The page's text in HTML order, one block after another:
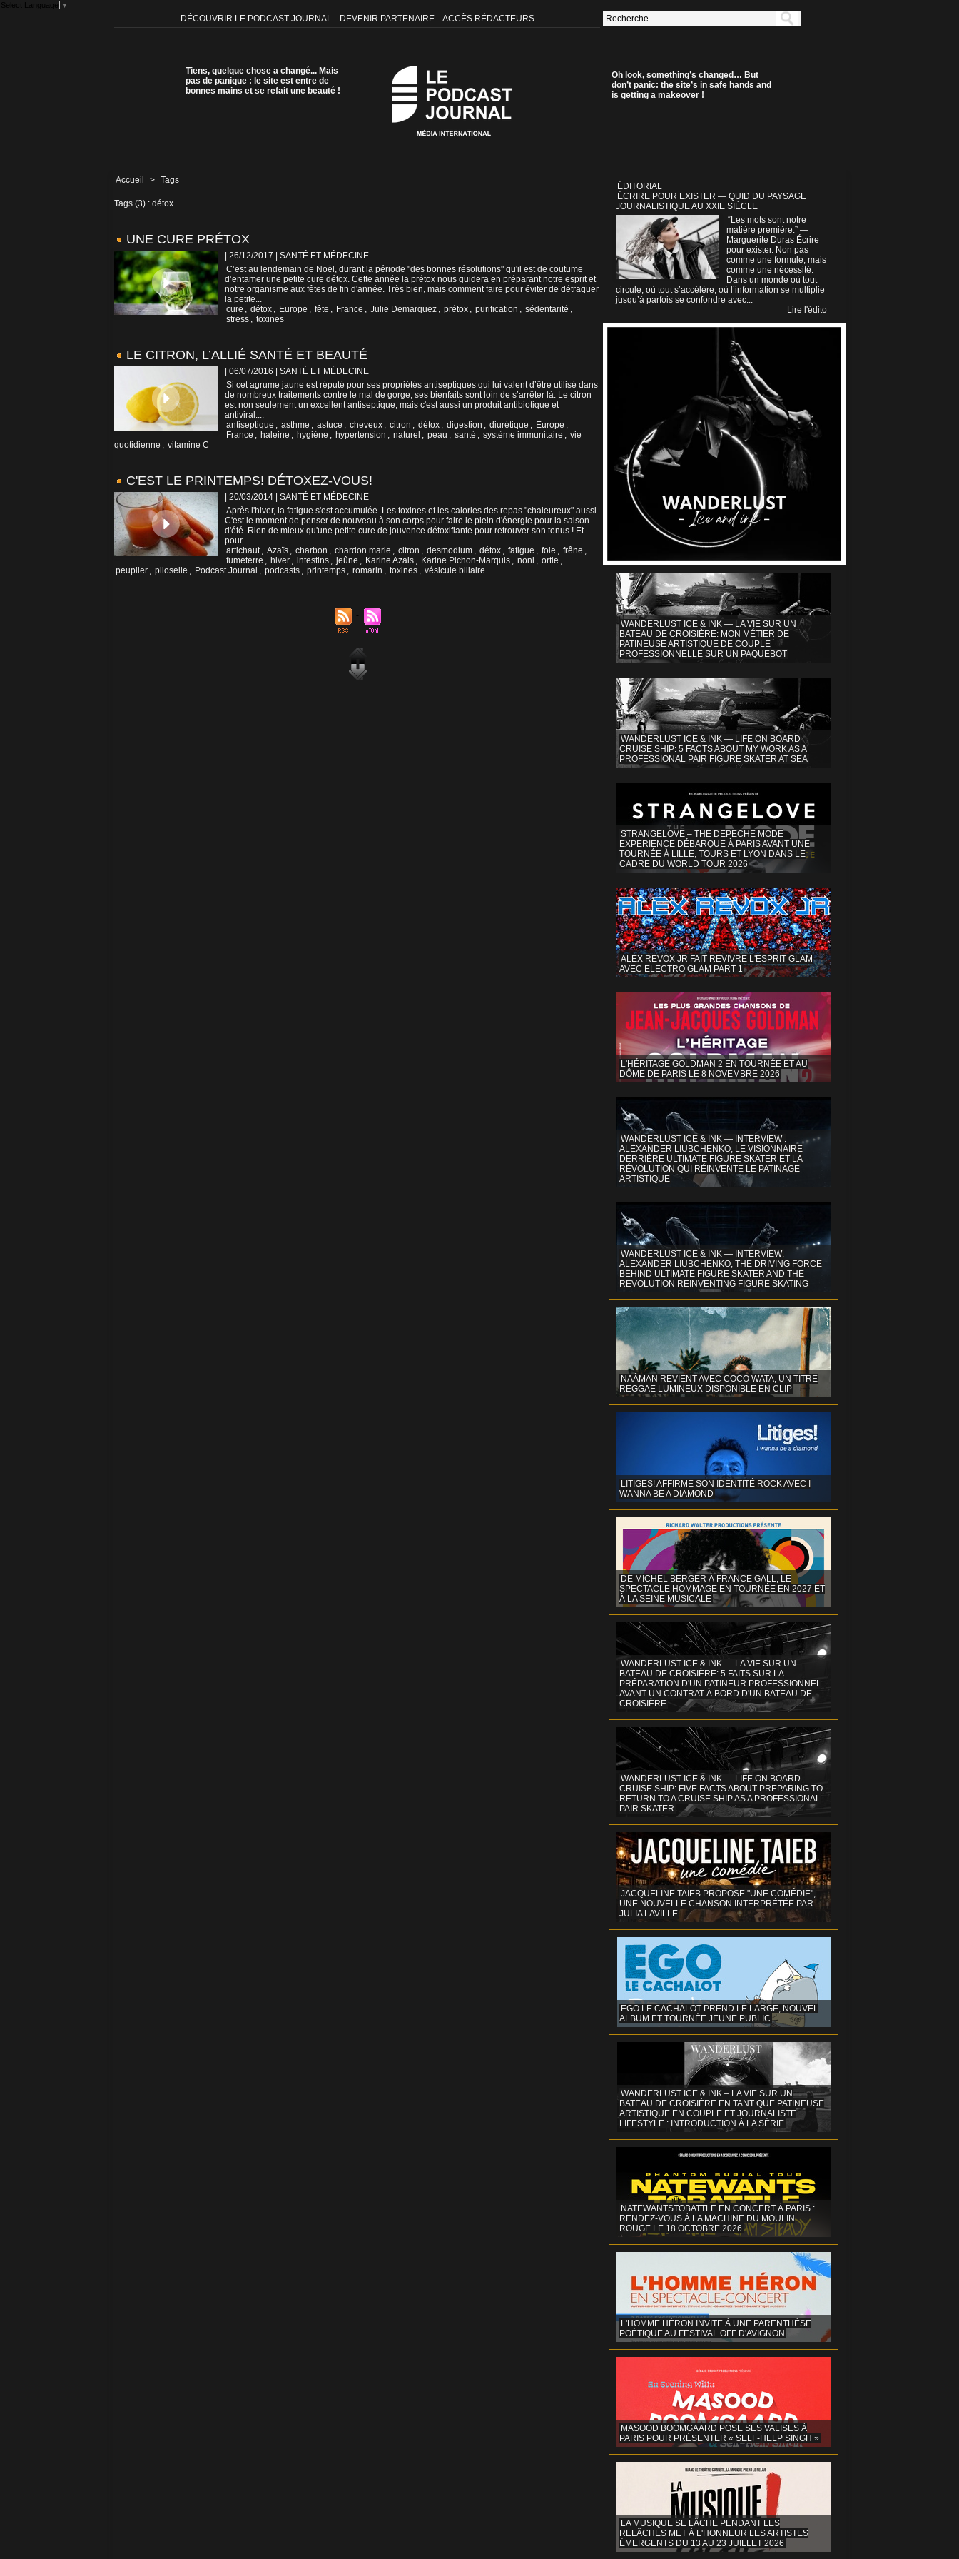
Select Language ▼
DÉCOUVRIR LE PODCAST JOURNAL DEVENIR PARTENAIRE ACCÈS RÉDACTEURS
Tiens, quelque chose a changé... Mais
pas de panique : le site est entre de
bonnes mains et se refait une beauté !
Oh look, something’s changed… But
don’t panic: the site’s in safe hands and
is getting a makeover !
Accueil > Tags
Tags (3) : détox
UNE CURE PRÉTOX
| 26/12/2017
SANTÉ ET MÉDECINE
C’est au lendemain de Noël, durant la période "des bonnes résolutions" qu'il est de coutume
d’entamer une petite cure détox. Cette année la prétox nous guidera en préparant notre esprit et
notre organisme aux fêtes de fin d'année. Très bien, mais comment faire pour éviter de détraquer
la petite...
cure , détox , Europe , fête , France , Julie Demarquez , prétox , purification , sédentarité ,
stress , toxines
LE CITRON, L’ALLIÉ SANTÉ ET BEAUTÉ
| 06/07/2016
SANTÉ ET MÉDECINE
Si cet agrume jaune est réputé pour ses propriétés antiseptiques qui lui valent d’être utilisé dans
de nombreux traitements contre le mal de gorge, ses bienfaits sont loin de s’arrêter là. Le citron
est non seulement un excellent antiseptique, mais c'est aussi un produit antibiotique et
antiviral....
antiseptique , asthme , astuce , cheveux , citron , détox , digestion , diurétique , Europe ,
France , haleine , hygiène , hypertension , naturel , peau , santé , système immunitaire , vie
quotidienne , vitamine C
C'EST LE PRINTEMPS! DÉTOXEZ-VOUS!
| 20/03/2014
SANTÉ ET MÉDECINE
Après l'hiver, la fatigue s'est accumulée. Les toxines et les calories des repas "chaleureux" aussi.
C'est le moment de penser de nouveau à son corps pour faire le plein d'énergie pour la saison
d'été. Rien de mieux qu'une petite cure de jouvence détoxifiante pour retrouver son tonus ! Et
pour...
artichaut , Azaïs , charbon , chardon marie , citron , desmodium , détox , fatigue , foie , frêne ,
fumeterre , hiver , intestins , jeûne , Karine Azais , Karine Pichon-Marquis , noni , ortie ,
peuplier , piloselle , Podcast Journal , podcasts , printemps , romarin , toxines , vésicule biliaire
ÉDITORIAL
ÉCRIRE POUR EXISTER — QUID DU PAYSAGE
JOURNALISTIQUE AU XXIE SIÈCLE
“Les mots sont notre
matière première.” —
Marguerite Duras Écrire
pour exister. Non pas
comme une formule, mais
comme une nécessité.
Dans un monde où tout
circule, où tout s’accélère, où l’information se multiplie
jusqu’à parfois se confondre avec...
Lire l'édito
WANDERLUST ICE & INK — LA VIE SUR UN
BATEAU DE CROISIÈRE: MON MÉTIER DE
PATINEUSE ARTISTIQUE DE COUPLE
PROFESSIONNELLE SUR UN PAQUEBOT
WANDERLUST ICE & INK — LIFE ON BOARD
CRUISE SHIP: 5 FACTS ABOUT MY WORK AS A
PROFESSIONAL PAIR FIGURE SKATER AT SEA
STRANGELOVE – THE DEPECHE MODE
EXPERIENCE DÉBARQUE À PARIS AVANT UNE
TOURNÉE À LILLE, TOURS ET LYON DANS LE
CADRE DU WORLD TOUR 2026
ALEX REVOX JR FAIT REVIVRE L'ESPRIT GLAM
AVEC ELECTRO GLAM PART 1
L'HÉRITAGE GOLDMAN 2 EN TOURNÉE ET AU
DÔME DE PARIS LE 8 NOVEMBRE 2026
WANDERLUST ICE & INK — INTERVIEW :
ALEXANDER LIUBCHENKO, LE VISIONNAIRE
DERRIÈRE ULTIMATE FIGURE SKATER ET LA
RÉVOLUTION QUI RÉINVENTE LE PATINAGE
ARTISTIQUE
WANDERLUST ICE & INK — INTERVIEW:
ALEXANDER LIUBCHENKO, THE DRIVING FORCE
BEHIND ULTIMATE FIGURE SKATER AND THE
REVOLUTION REINVENTING FIGURE SKATING
NAÂMAN REVIENT AVEC COCO WATA, UN TITRE
REGGAE LUMINEUX DISPONIBLE EN CLIP
LITIGES! AFFIRME SON IDENTITÉ ROCK AVEC I
WANNA BE A DIAMOND
DE MICHEL BERGER À FRANCE GALL, LE
SPECTACLE HOMMAGE EN TOURNÉE EN 2027 ET
À LA SEINE MUSICALE
WANDERLUST ICE & INK — LA VIE SUR UN
BATEAU DE CROISIÈRE: 5 FAITS SUR LA
PRÉPARATION D'UN PATINEUR PROFESSIONNEL
AVANT UN CONTRAT À BORD D'UN BATEAU DE
CROISIÈRE
WANDERLUST ICE & INK — LIFE ON BOARD
CRUISE SHIP: FIVE FACTS ABOUT PREPARING TO
RETURN TO A CRUISE SHIP AS A PROFESSIONAL
PAIR SKATER
JACQUELINE TAIEB PROPOSE "UNE COMÉDIE",
UNE NOUVELLE CHANSON INTERPRÉTÉE PAR
JULIA LAVILLE
EGO LE CACHALOT PREND LE LARGE, NOUVEL
ALBUM ET TOURNÉE JEUNE PUBLIC
WANDERLUST ICE & INK – LA VIE SUR UN
BATEAU DE CROISIÈRE EN TANT QUE PATINEUSE
ARTISTIQUE EN COUPLE ET JOURNALISTE
LIFESTYLE : INTRODUCTION À LA SÉRIE
NATEWANTSTOBATTLE EN CONCERT À PARIS :
RENDEZ-VOUS À LA MACHINE DU MOULIN
ROUGE LE 18 OCTOBRE 2026
L'HOMME HÉRON INVITE À UNE PARENTHÈSE
POÉTIQUE AU FESTIVAL OFF D'AVIGNON
MASOOD BOOMGAARD POSE SES VALISES À
PARIS POUR PRÉSENTER « SELF-HELP SINGH »
LA MUSIQUE SE LÂCHE PENDANT LES
RELÂCHES MET À L'HONNEUR LES ARTISTES
ÉMERGENTS DU 13 AU 23 JUILLET 2026